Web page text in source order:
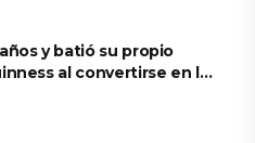
y batió su propio
al convertirse en la